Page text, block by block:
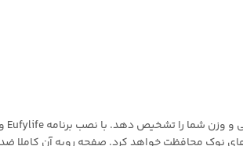
نوک محافظت خواهد کرد. صفحه رویه آن